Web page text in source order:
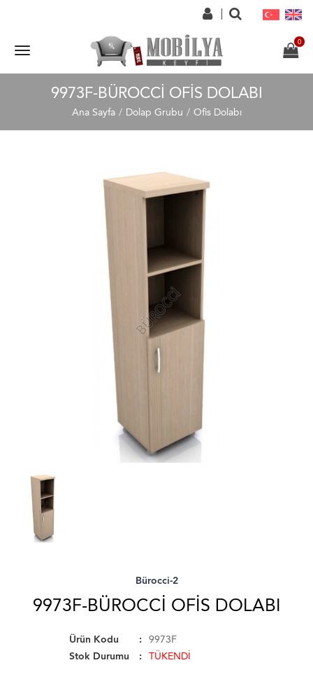
9973F-BÜROCCI OFIS DOLABI
Ana Sayfa Dolap Grubu Ofis Dolabı
Bürocci-2
9973F-BÜROCCI OFIS DOLABI
Ürün Kodu
9973F
Stok Durumu
TÜKENDİ